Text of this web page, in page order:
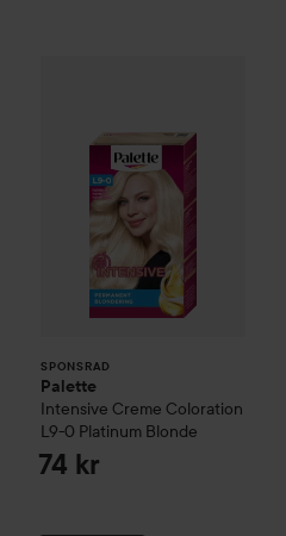
SPONSRAD
Palette
Intensive Creme Coloration
L9-0 Platinum Blonde
74 kr